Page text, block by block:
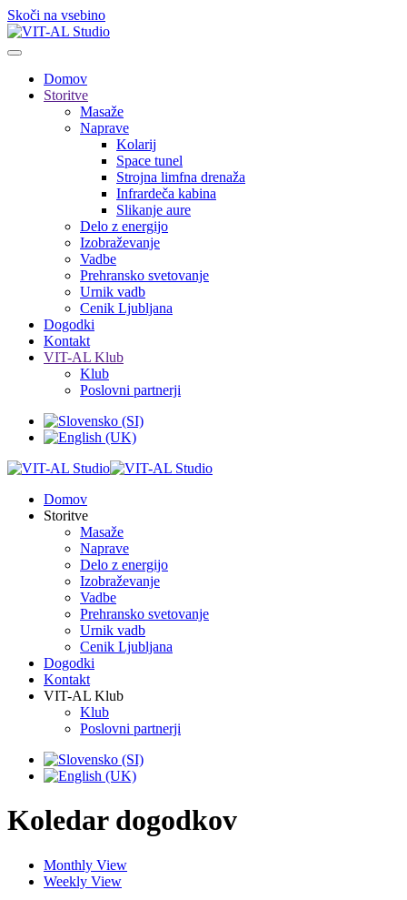
Skoči na vsebino
Domov
Storitve
Masaže
Naprave
Kolarij
Space tunel
Strojna limfna drenaža
Infrardeča kabina
Slikanje aure
Delo z energijo
Izobraževanje
Vadbe
Prehransko svetovanje
Urnik vadb
Cenik Ljubljana
Dogodki
Kontakt
VIT-AL Klub
Klub
Poslovni partnerji
Domov
Storitve
Masaže
Naprave
Delo z energijo
Izobraževanje
Vadbe
Prehransko svetovanje
Urnik vadb
Cenik Ljubljana
Dogodki
Kontakt
VIT-AL Klub
Klub
Poslovni partnerji
Koledar dogodkov
Monthly View
Weekly View